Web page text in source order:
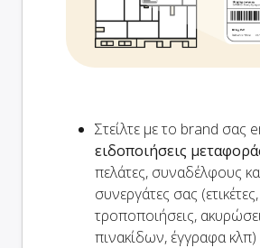
Στείλτε με το brand σας
ειδοποιήσεις
πελάτες, συναδέλφους
συνεργάτες σας
τροποποιήσεις,
πινακίδων, έγγραφα κλπ)